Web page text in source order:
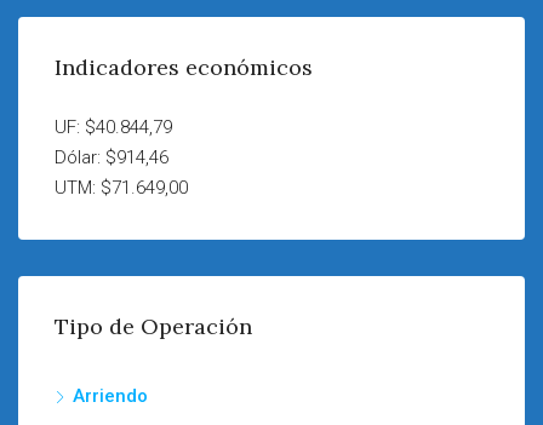
Indicadores económicos
UF: $40.844,79
Dólar: $914,46
UTM: $71.649,00
Tipo de Operación
Arriendo